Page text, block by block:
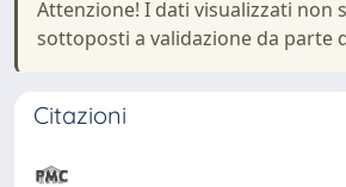
Attenzione! I dati visualizzati non
sottoposti a validazione da parte
Citazioni